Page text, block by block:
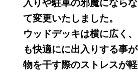
て変更いたしました。
ウッドデッキは横に広く
も快適にに出入りする事
物を干す際のストレスが軽